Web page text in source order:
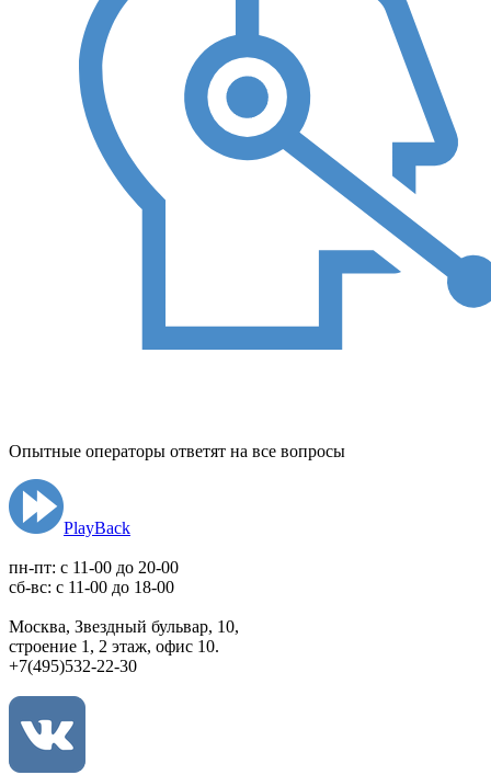
Опытные операторы ответят на все вопросы
PlayBack
пн-пт: c 11-00 до 20-00
сб-вс: с 11-00 до 18-00
Москва, Звездный бульвар, 10,
строение 1, 2 этаж, офис 10.
+7(495)532-22-30